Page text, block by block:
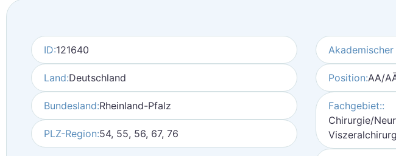
ID:121640
Land:Deutschland
Bundesland:Rheinland-Pfalz
PLZ-Region:54, 55, 56, 67, 76
Akademischer
Position:AA/
Fachgebiet::
Chirurgie/